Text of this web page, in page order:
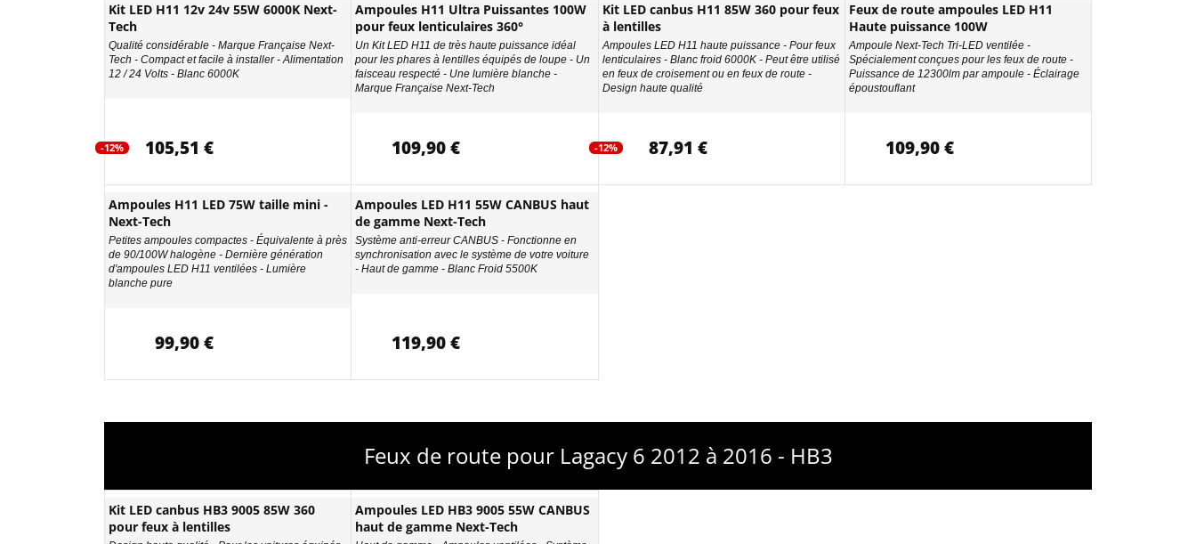
Kit LED H11 12v 24v 55W 6000K Next-
Tech
Qualité considérable - Marque Française Next-
Tech - Compact et facile à installer - Alimentation
12 / 24 Volts - Blanc 6000K
-12% 105,51 €
Ampoules H11 Ultra Puissantes 100W
pour feux lenticulaires 360°
Un Kit LED H11 de très haute puissance idéal
pour les phares à lentilles équipés de loupe - Un
faisceau respecté - Une lumière blanche -
Marque Française Next-Tech
109,90 €
Kit LED canbus H11 85W 360 pour feux
à lentilles
Ampoules LED H11 haute puissance - Pour feux
lenticulaires - Blanc froid 6000K - Peut être utilisé
en feux de croisement ou en feux de route -
Design haute qualité
-12% 87,91 €
Feux de route ampoules LED H11
Haute puissance 100W
Ampoule Next-Tech Tri-LED ventilée -
Spécialement conçues pour les feux de route -
Puissance de 12300lm par ampoule - Éclairage
époustouflant
109,90 €
Ampoules H11 LED 75W taille mini -
Next-Tech
Petites ampoules compactes - Équivalente à près
de 90/100W halogène - Dernière génération
d'ampoules LED H11 ventilées - Lumière
blanche pure
99,90 €
Ampoules LED H11 55W CANBUS haut
de gamme Next-Tech
Système anti-erreur CANBUS - Fonctionne en
synchronisation avec le système de votre voiture
- Haut de gamme - Blanc Froid 5500K
119,90 €
Feux de route pour Lagacy 6 2012 à 2016 - HB3
Kit LED canbus HB3 9005 85W 360
pour feux à lentilles
Ampoules LED HB3 9005 55W CANBUS
haut de gamme Next-Tech